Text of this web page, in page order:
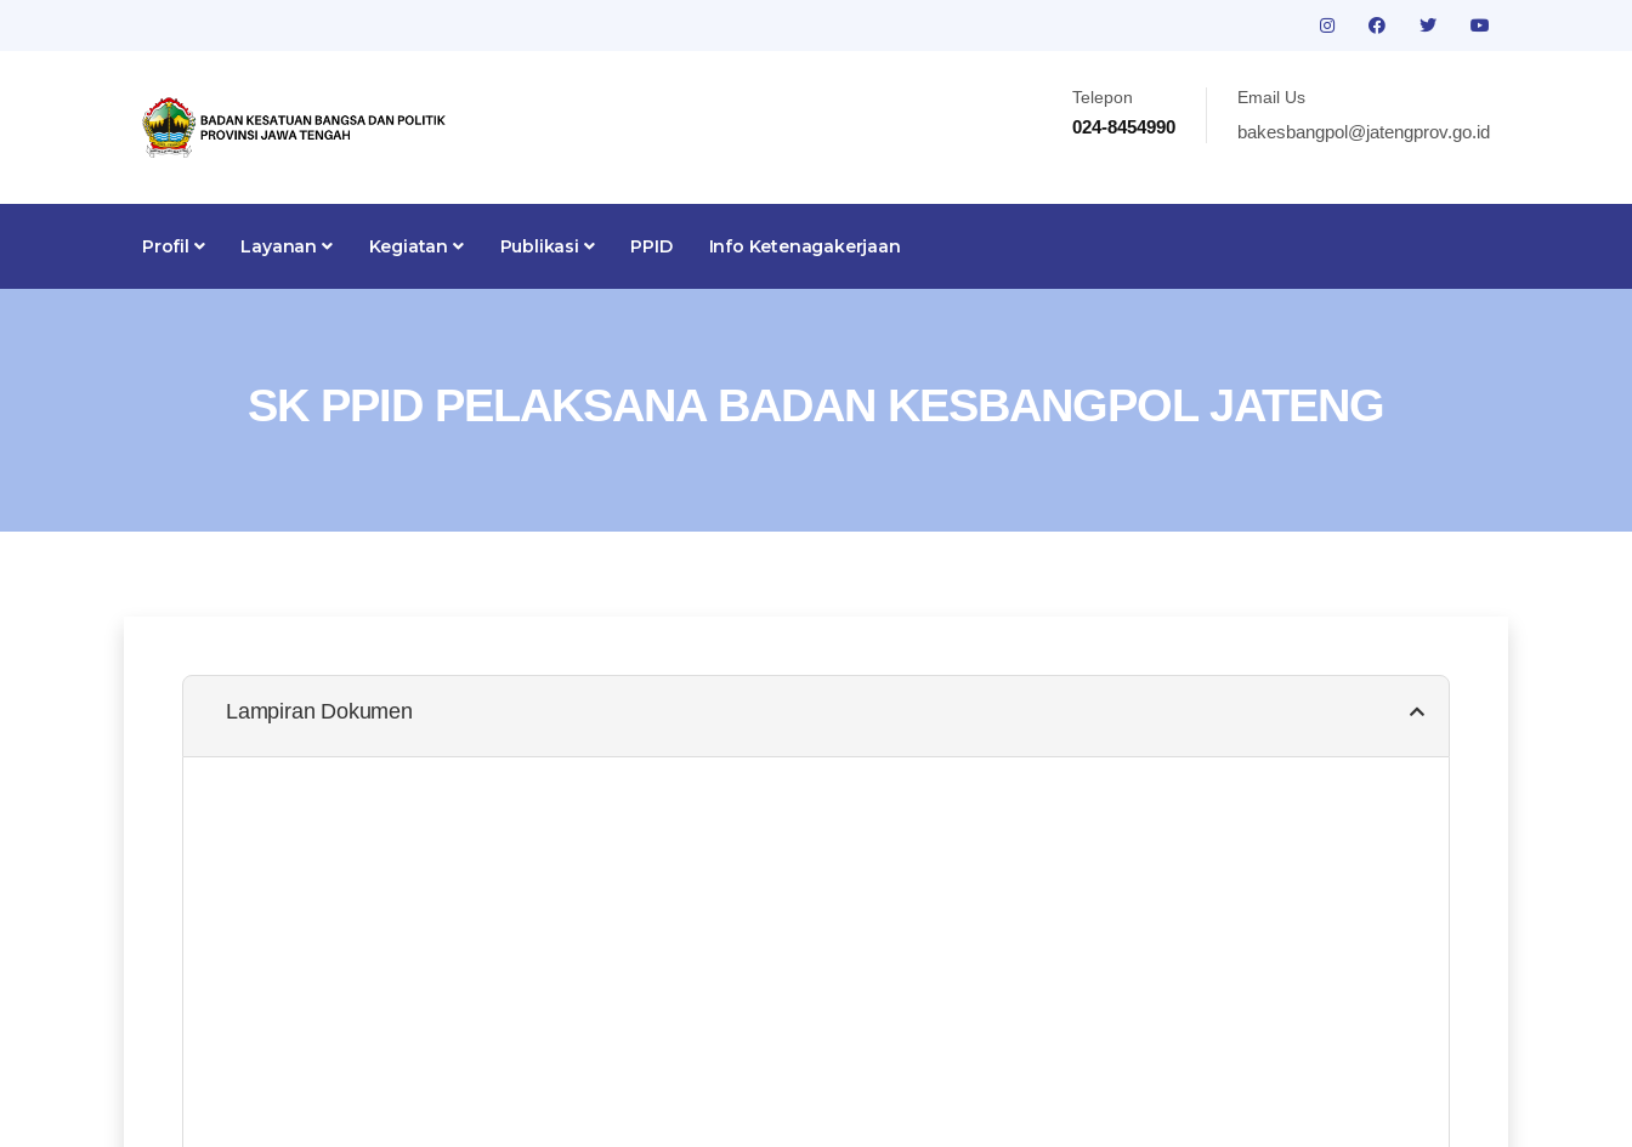
Telepon
024-8454990
Email Us
bakesbangpol@jatengprov.go.id
Profil Layanan Kegiatan Publikasi PPID Info Ketenagakerjaan
SK PPID PELAKSANA BADAN KESBANGPOL JATENG
Lampiran Dokumen